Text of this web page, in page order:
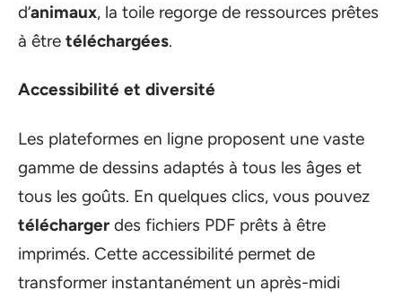
d’animaux, la toile regorge de ressources prêtes
à être téléchargées.
Accessibilité et diversité
Les plateformes en ligne proposent une vaste
gamme de dessins adaptés à tous les âges et
tous les goûts. En quelques clics, vous pouvez
télécharger des fichiers PDF prêts à être
imprimés. Cette accessibilité permet de
transformer instantanément un après-midi